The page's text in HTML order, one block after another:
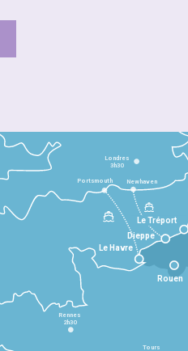
Le Havre
Dieppe
Le Tréport
Rennes
2h30
Tours
Londres
3h30
Newhaven
Portsmouth
Rouen